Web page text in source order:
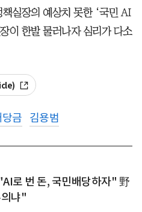
실장의 예상치 못한 ‘국민 AI
이 한발 물러나자 심리가 다소
금 김용범
로 번 돈, 국민배당하자" 野
냐"